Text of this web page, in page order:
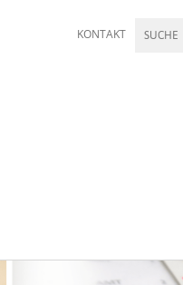
KONTAKT